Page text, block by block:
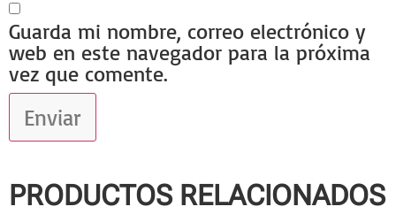
Guarda mi nombre, correo electrónico y
web en este navegador para la próxima
vez que comente.
PRODUCTOS RELACIONADOS